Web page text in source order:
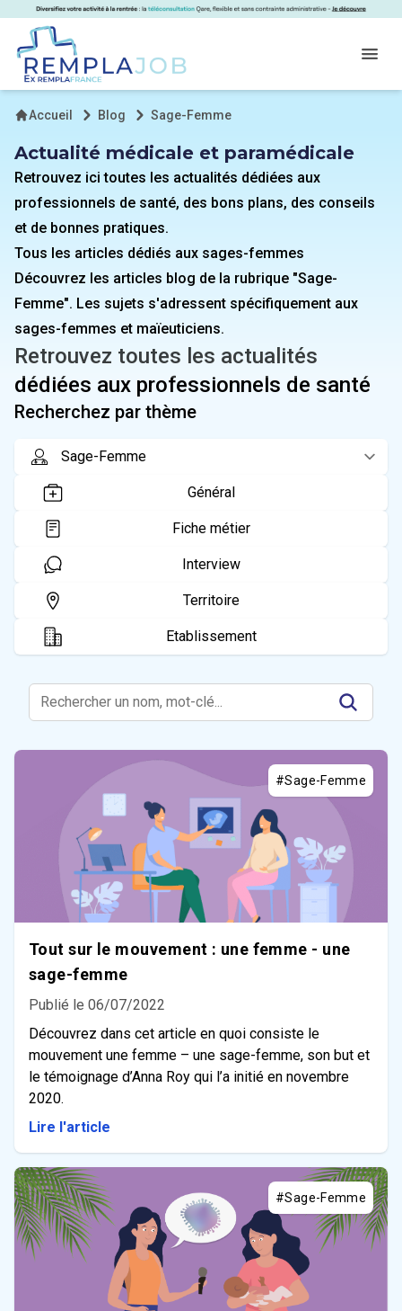
RemplaJob
Accueil Blog Sage-Femme
Actualité médicale et paramédicale
Retrouvez ici toutes les actualités dédiées aux
professionnels de santé, des bons plans, des conseils
et de bonnes pratiques.
Tous les articles dédiés aux sages-femmes
Découvrez les articles blog de la rubrique "Sage-
Femme". Les sujets s'adressent spécifiquement aux
sages-femmes et maïeuticiens.
Retrouvez toutes les actualités
dédiées aux professionnels de santé
Recherchez par thème
Général
Fiche métier
Interview
Territoire
Etablissement
#Sage-Femme
Tout sur le mouvement : une femme - une
sage-femme
Publié le 06/07/2022
Découvrez dans cet article en quoi consiste le
mouvement une femme – une sage-femme, son but et
le témoignage d’Anna Roy qui l’a initié en novembre
2020.
Lire l'article
#Sage-Femme
Panneau de gestion des cookies